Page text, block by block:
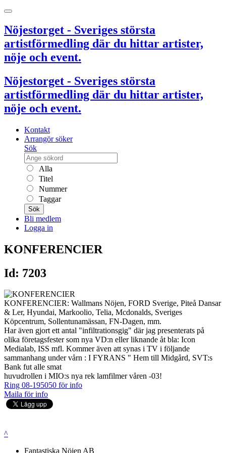
Nöjestorget - Sveriges största
artistförmedling där du hittar artister,
nöje och event.
Nöjestorget - Sveriges största
artistförmedling där du hittar artister,
nöje och event.
Kontakt
Arrangör söker
Sök
Alla
Titel
Nummer
Taggar
Sök
Bli medlem
Logga in
KONFERENCIER
Id: 7203
KONFERENCIER: Wallmans Nöjen, FORD Sverige, Piteå Dansar
& Ler, Hyundai, Markoolio, Telia, Mcdonalds, Sveriges
Köpcentrum, Sollentunamässan, FN-Dagen, mm.
Har även gjort ett antal "infiltrationsgig" där jag presenterats på
olika företagsfester som nya VD:n eller liknande åt bla: Icon
Medialab, ISS mfl. Kommer även att synas i TV i följande
sammanhang under vårn : I FYRANS " Hem till Midgård, SVT:s
Bank fut alle smat
huvudrollen i MIO:s nya rek lamfilmer våren -03!
Ring 08-195050 för info
Maila för info
^
Fantastiska Nöjen AB